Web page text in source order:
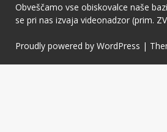
Obveščamo vse obiskovalce naše
se pri nas izvaja videonadzor (prim.
Proudly powered by WordPress |